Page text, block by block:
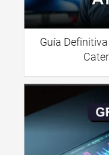
Guía